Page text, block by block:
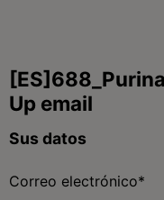
Purina
Para nuestros socios